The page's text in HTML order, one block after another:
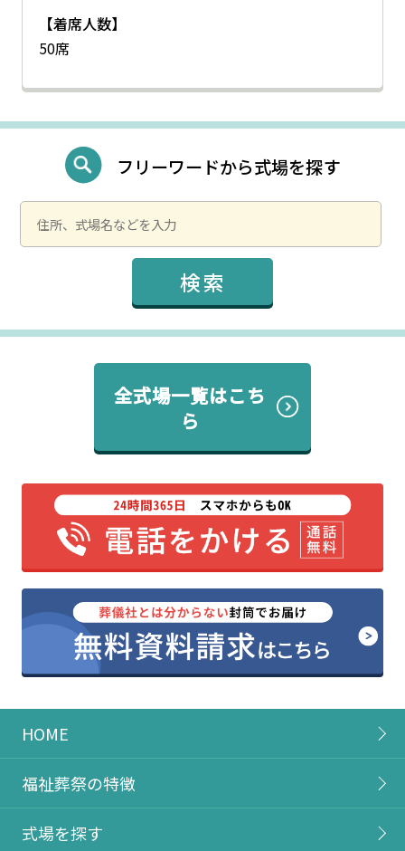
【着席人数】
50席
フリーワードから式場を探す
全式場一覧はこち
ら
HOME
福祉葬祭の特徴
式場を探す